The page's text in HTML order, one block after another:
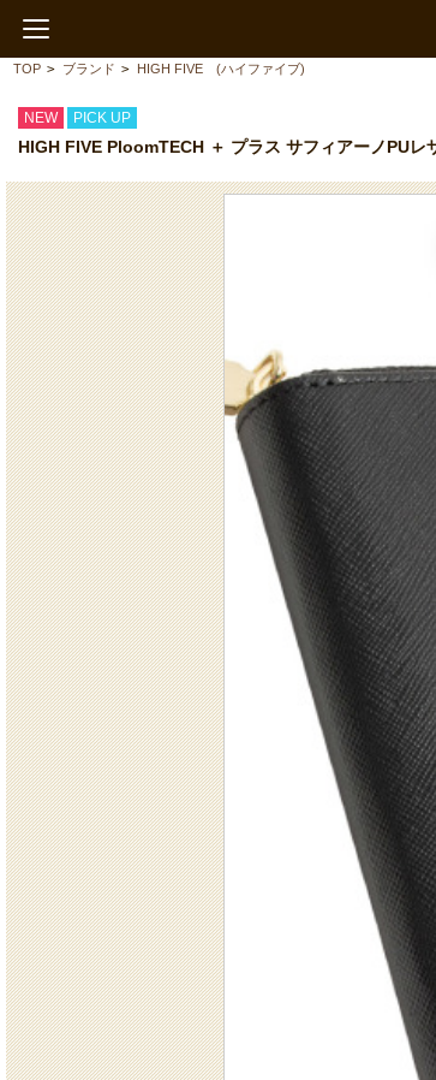
TOP > ブランド > HIGH FIVE (ハイファイブ)
NEW PICK UP
HIGH FIVE PloomTECH ＋ プラス サフィアーノPUレ